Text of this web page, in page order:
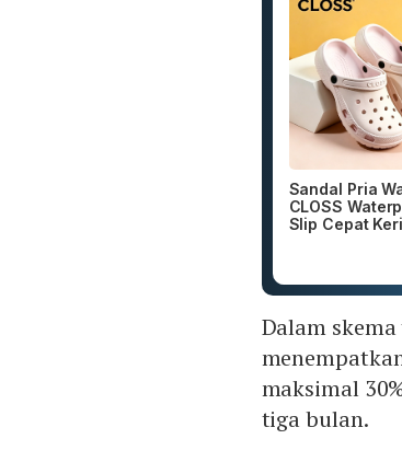
Sandal Pria
CLOSS
Slip Cepat
Dalam
maksimal
tiga bulan.